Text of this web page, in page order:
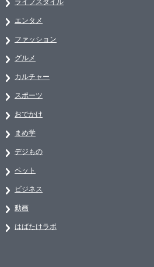
エンタメ
ファッション
グルメ
カルチャー
スポーツ
おでかけ
まめ学
デジもの
ペット
ビジネス
動画
はばたけラボ